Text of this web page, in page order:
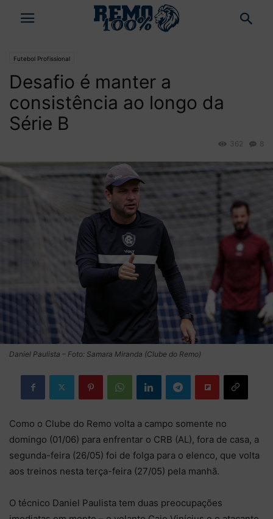
Futebol Profissional
Desafio é manter a
consistência ao longo da
Série B
8
362
Daniel Paulista – Foto: Samara Miranda (Clube do Remo)
Como o Clube do Remo volta a campo somente no
domingo (01/06) para enfrentar o CRB (AL), fora de casa, a
segunda-feira (26/05) foi de folga para o elenco, que volta
aos treinos nesta terça-feira (27/05) pela manhã.
O técnico Daniel Paulista tem duas preocupações